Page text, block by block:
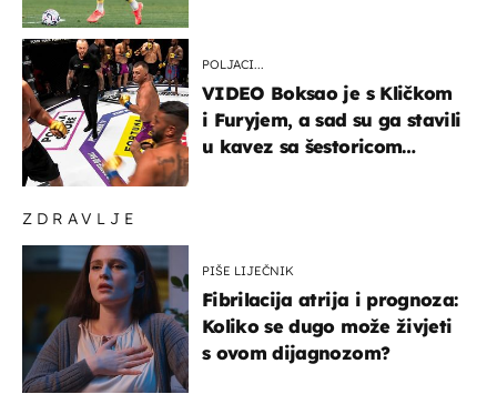
ZDRAVLJE
PIŠE LIJEČNIK
Fibrilacija atrija i prognoza:
Koliko se dugo može živjeti
s ovom dijagnozom?
POLJACI...
VIDEO Boksao je s Kličkom
i Furyjem, a sad su ga stavili
u kavez sa šestoricom